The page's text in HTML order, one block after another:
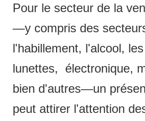
Pour le secteur de la
—y compris des
l'habillement, l'alcool, les
lunettes, électronique,
bien d'autres—un
peut attirer l'attention